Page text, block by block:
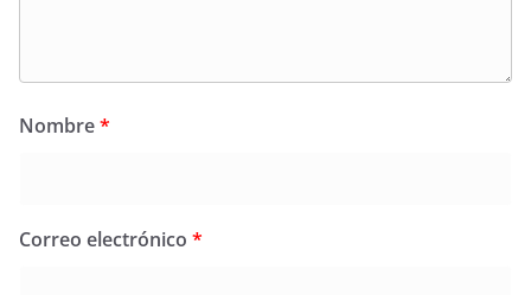
Nombre*
Correo electrónico *